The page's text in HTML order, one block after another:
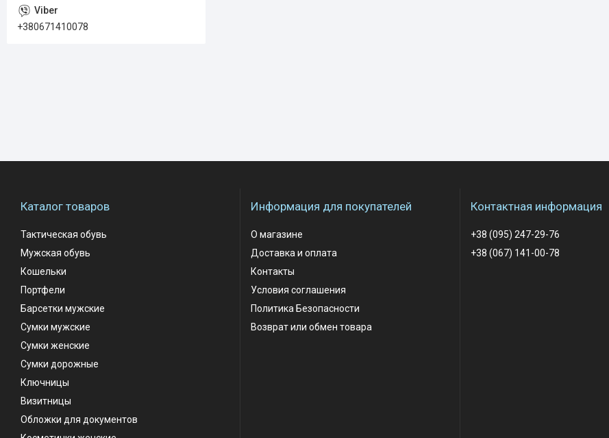
+380671410078
Каталог товаров
Тактическая обувь
Мужская обувь
Кошельки
Портфели
Барсетки мужские
Сумки мужские
Сумки женские
Сумки дорожные
Ключницы
Визитницы
Обложки для документов
Информация для покупателей
О магазине
Доставка и оплата
Контакты
Условия соглашения
Политика Безопасности
Возврат или обмен товара
Контактная информация
+38 (095) 247-29-76
+38 (067) 141-00-78